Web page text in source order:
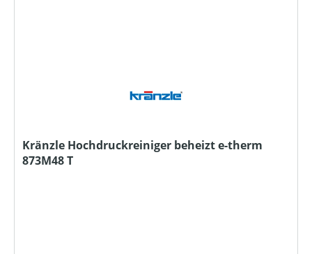
Kränzle Hochdruckreiniger beheizt e-therm
873M48 T